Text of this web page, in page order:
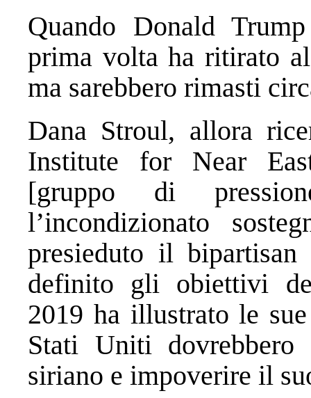
Quando Donald
prima volta ha ritirato
ma sarebbero rimasti
Dana Stroul, allora
Institute for Near
[gruppo di
l’incondizionato
presieduto il
definito gli obiettivi
2019 ha illustrato le
Stati Uniti
siriano e impoverire il